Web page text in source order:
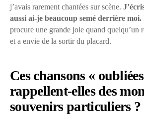
j’avais rarement chantées sur scène.
aussi ai-je beaucoup semé derrière moi.
procure une grande joie quand quelqu’un
et a envie de la sortir du placard.
Ces chansons «
rappellent-elles des
souvenirs particuliers ?